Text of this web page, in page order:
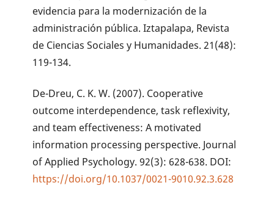
evidencia para la modernización de la
administración pública. Iztapalapa, Revista
de Ciencias Sociales y Humanidades. 21(48):
119-134.
De-Dreu, C. K. W. (2007). Cooperative
outcome interdependence, task reflexivity,
and team effectiveness: A motivated
information processing perspective. Journal
of Applied Psychology. 92(3): 628-638. DOI:
https://doi.org/10.1037/0021-9010.92.3.628